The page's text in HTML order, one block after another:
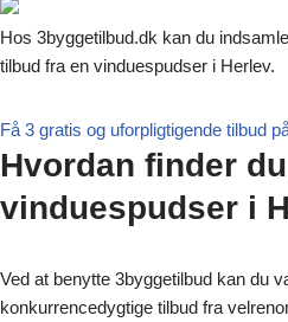
Hos 3byggetilbud.dk kan du
tilbud fra en vinduespudser i Herlev.
Få 3 gratis og uforpligtigende tilbud
Hvordan finder
vinduespudser i
Ved at benytte 3byggetilbud kan du
konkurrencedygtige tilbud fra